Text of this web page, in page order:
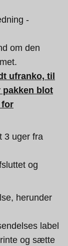
-
om den
ufranko, til
pakken blot
for
3 uger fra
og
herunder
label
og sætte